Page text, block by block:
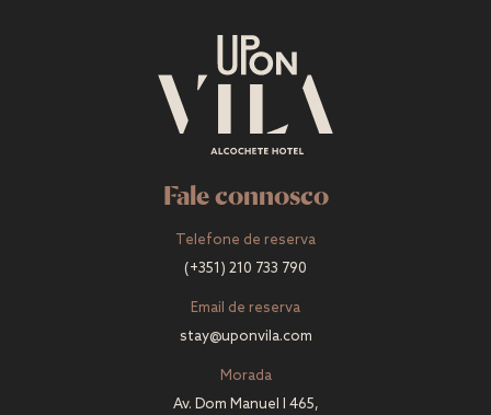
Fale connosco
Telefone de reserva
(+351) 210 733 790
Email de reserva
stay@uponvila.com
Morada
Av. Dom Manuel I 465,